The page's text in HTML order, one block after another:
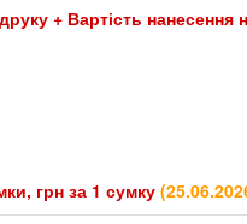
нанесення на
за 1 сумку (